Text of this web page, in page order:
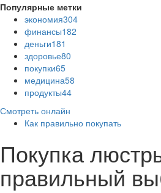
Популярные метки
экономия304
финансы182
деньги181
здоровье80
покупки65
медицина58
продукты44
Смотреть онлайн
Как правильно покупать
Покупка
правильный